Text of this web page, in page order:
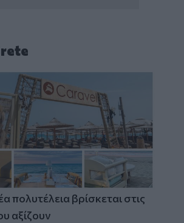
πολυτέλεια βρίσκεται στις
αξίζουν